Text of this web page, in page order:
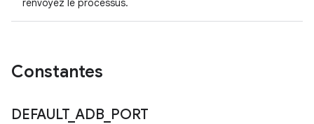
renvoyez le processus.
Constantes
DEFAULT_ ADB_ PORT